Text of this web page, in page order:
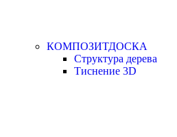
КОМПОЗИТДОСКА
Структура дерева
Тиснение 3D